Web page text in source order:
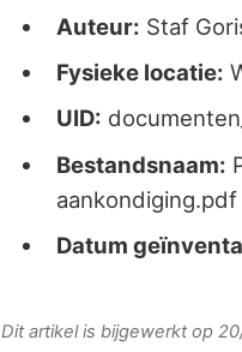
Auteur: Staf
Fysieke locatie:
UID:
Bestandsnaam:
aankondiging.pdf
Datum
Dit artikel is bijgewerkt op